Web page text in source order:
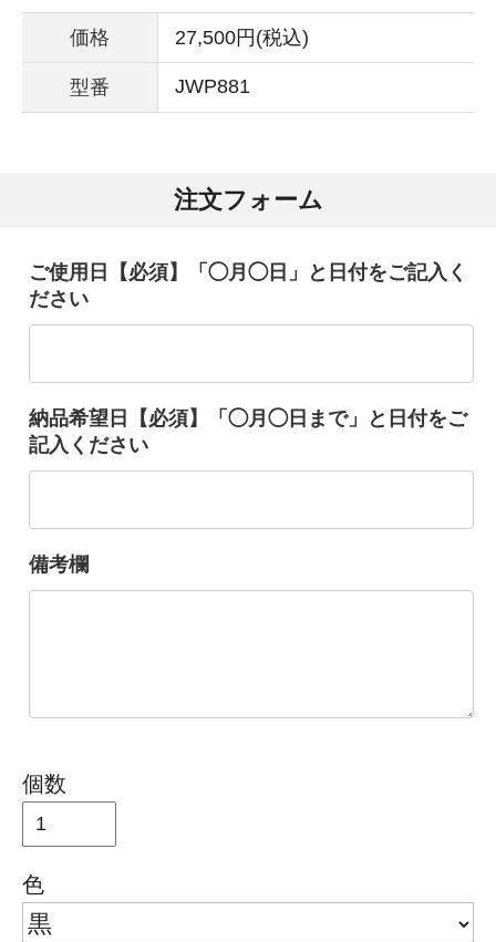
価格 27,500円(税込)
型番 JWP881
注文フォーム
ご使用日【必須】「◯月◯日」と日付をご記入く
ださい
納品希望日【必須】「◯月◯日まで」と日付をご
記入ください
備考欄
個数
色